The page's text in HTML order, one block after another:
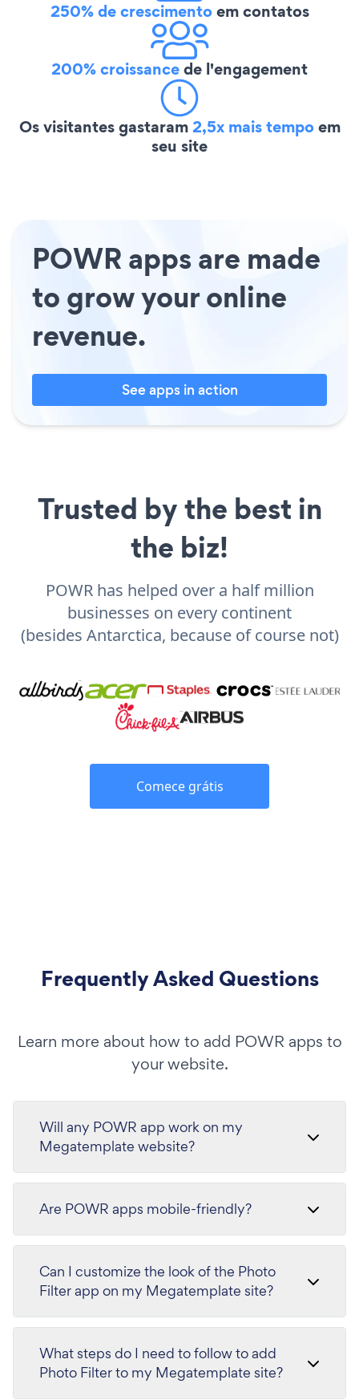
250% de crescimentoem contatos
200% croissancede l'engagement
Os visitantes gastaram2,5x mais tempoem
seu site
POWR apps are made
to grow your online
revenue.
See apps in action
Trusted by the best in
the biz!
POWR has helped over a half million
businesses on every continent
(besides Antarctica, because of course not)
Comece grátis
Frequently Asked Questions
Learn more about how to add POWR apps to
your website.
Will any POWR app work on my
Megatemplate website?
Are POWR apps mobile-friendly?
Can I customize the look of the Photo
Filter app on my Megatemplate site?
What steps do I need to follow to add
Photo Filter to my Megatemplate site?